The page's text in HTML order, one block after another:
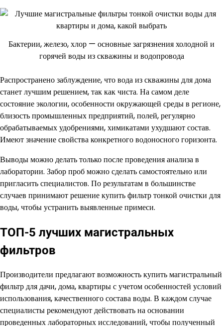
Бактерии, железо, хлор — основные загрязнения холодной и
горячей воды из скважины и водопровода
Распространено заблуждение, что вода из скважины для дома
станет лучшим решением, так как чиста. На самом деле
состояние экологии, особенности окружающей среды в регионе,
близость промышленных предприятий, полей, регулярно
обрабатываемых удобрениями, химикатами ухудшают состав.
Имеют значение свойства конкретного водоносного горизонта.
Выводы можно делать только после проведения анализа в
лаборатории. Забор проб можно сделать самостоятельно или
пригласить специалистов. По результатам в большинстве
случаев принимают решение купить фильтр тонкой очистки для
воды, чтобы устранить выявленные примеси.
ТОП-5 лучших магистральных
фильтров
Производители предлагают возможность купить магистральный
фильтр для дачи, дома, квартиры с учетом особенностей условий
использования, качественного состава воды. В каждом случае
специалисты рекомендуют действовать на основании
проведенных лабораторных исследований, чтобы полученный